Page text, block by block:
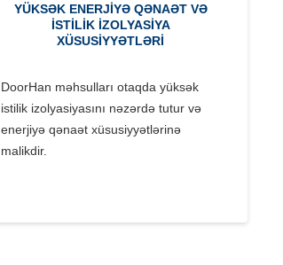
YÜKSƏK ENERJIYƏ QƏNAƏT VƏ
ISTILIK IZOLYASIYA
XÜSUSIYYƏTLƏRI
DoorHan məhsulları otaqda yüksək
istilik izolyasiyasını nəzərdə tutur və
enerjiyə qənaət xüsusiyyətlərinə
malikdir.